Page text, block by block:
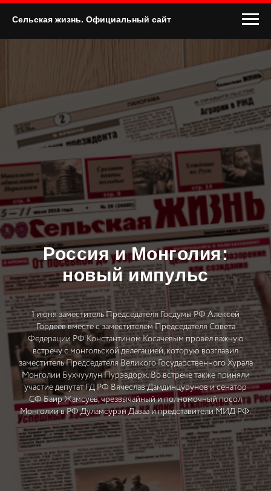
Сельская жизнь. Официальный сайт
Россия и Монголия:
новый импульс
1 июня заместитель Председателя Госдумы РФ Алексей
Гордеев вместе с заместителем Председателя Совета
Федерации РФ Константином Косачевым провел важную
встречу с монгольской делегацией, которую возглавил
заместитель Председателя Великого Государственного Хурала
Монголии Бухчуулун Пурэвдорж. Во встрече также приняли
участие депутат ГД РФ Вячеслав Дамдинцурунов и сенатор
СФ Баир Жамсуев, чрезвычайный и полномочный посол
Монголии в РФ Дуламсурэн Даваа и представители МИД РФ.